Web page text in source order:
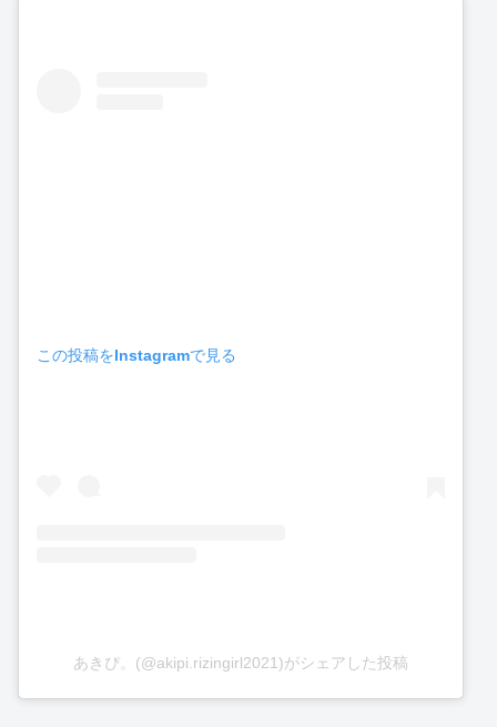
この投稿をInstagramで見る
あきぴ。(@akipi.rizingirl2021)がシェアした投稿